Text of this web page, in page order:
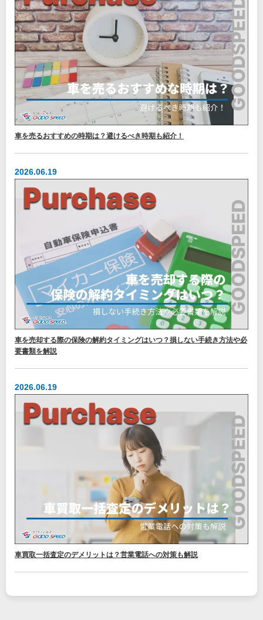
車を売るおすすめの時期は？避けるべき時期も紹介！
2026.06.19
車を売却する際の保険の解約タイミングはいつ？損しない手続き方法や必
要書類を解説
2026.06.19
車買取一括査定のデメリットは？営業電話への対策も解説